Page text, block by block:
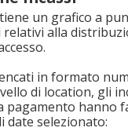
un grafico a
alla
in formato
di location, gli
pagamento hanno
date selezionato: